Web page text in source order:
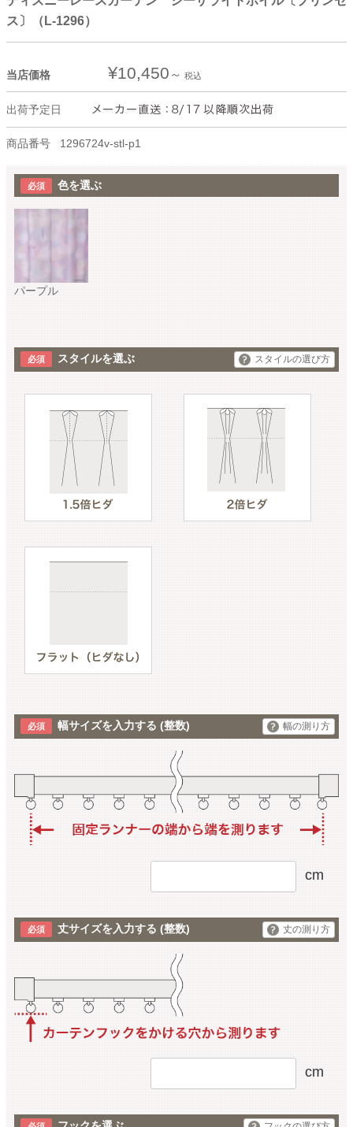
ス〕（L-1296）
当店価格 ¥10,450 税込
出荷予定日
商品番号 1296724v-stl-p1
色を選ぶ
パープル
スタイルを選ぶ スタイルの選び方
幅サイズを入力する (整数) 幅の測り方
cm
丈サイズを入力する (整数) 丈の測り方
cm